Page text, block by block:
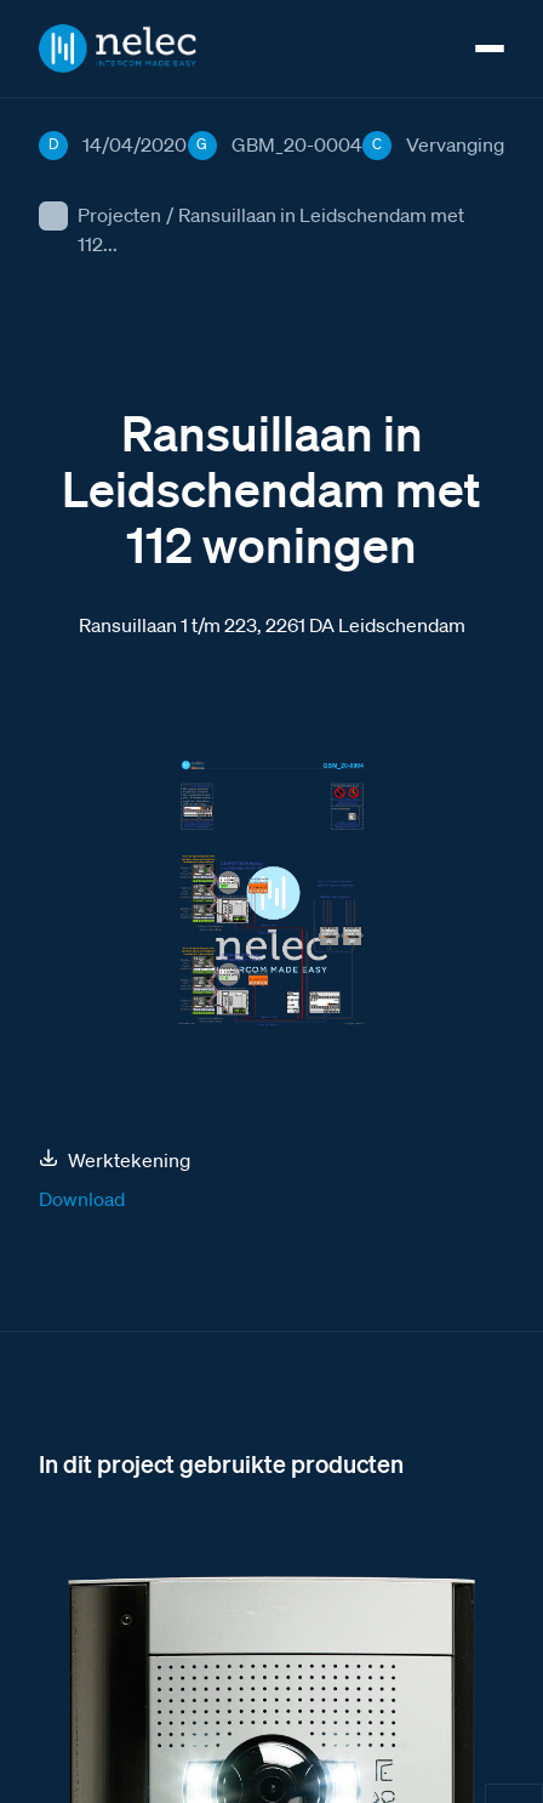
Projecten / Ransuillaan in Leidschendam met
112...
D 14/04/2020 G GBM_20-0004 C Vervanging
Ransuillaan in
Leidschendam met
112 woningen
Ransuillaan 1 t/m 223, 2261 DA Leidschendam
Werktekening
Download
In dit project gebruikte producten